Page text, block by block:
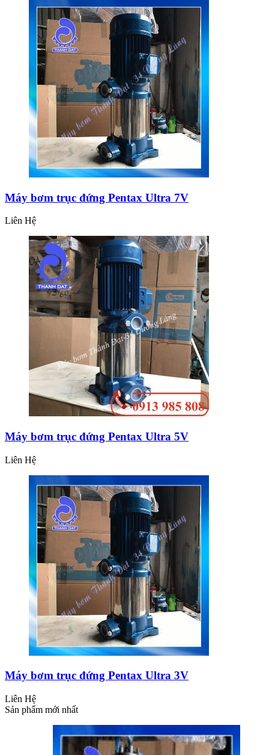
Máy bơm trục đứng Pentax Ultra 7V
Liên Hệ
Máy bơm trục đứng Pentax Ultra 5V
Liên Hệ
Máy bơm trục đứng Pentax Ultra 3V
Liên Hệ
Sản phẩm mới nhất